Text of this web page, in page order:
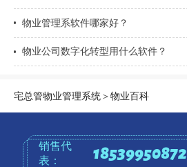
物业管理系软件哪家好？
物业公司数字化转型用什么软件？
宅总管物业管理系统＞物业百科
销售代
表：
18539950872